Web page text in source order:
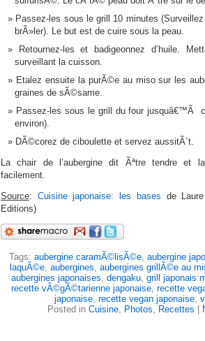
Passez-les sous le grill 10 minutes
brÃ»ler). Le but est de cuire sous la peau.
Retournez-les et badigeonnez d’huile.
surveillant la cuisson.
Etalez ensuite la purÃ©e au miso sur les
graines de sÃ©same.
Passez-les sous le grill du four jusquâ€™Ã
environ).
DÃ©corez de ciboulette et servez aussitÃ´t.
La chair de l’aubergine dit Ãªtre tendre et
facilement.
Source: Cuisine japonaise: les bases de
Editions)
Tags: aubergine caramÃ©lisÃ©e, aubergine
laquÃ©e aubergines aubergines grillÃ©e au
aubergines japonaises dengaku grill japonais
recette vÃ©gÃ©tarienne japonaise recette
japonaise recette vegan japonaise
Posted in Cuisine Photos Recettes |